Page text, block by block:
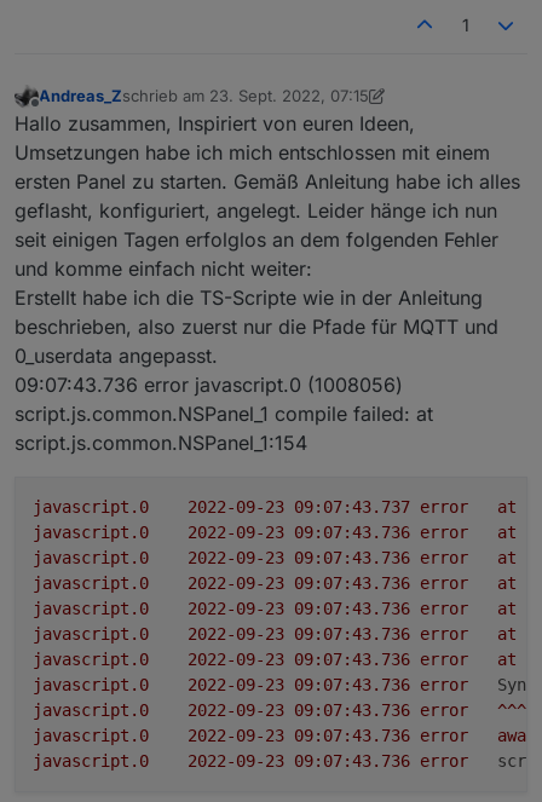
1
Offline
Andreas_Zschrieb am 23. Sept. 2022, 07:15
zuletzt editiert von Andreas_Z
Hallo zusammen, Inspiriert von euren Ideen,
Umsetzungen habe ich mich entschlossen mit einem
ersten Panel zu starten. Gemäß Anleitung habe ich alles
geflasht, konfiguriert, angelegt. Leider hänge ich nun
seit einigen Tagen erfolglos an dem folgenden Fehler
und komme einfach nicht weiter:
Erstellt habe ich die TS-Scripte wie in der Anleitung
beschrieben, also zuerst nur die Pfade für MQTT und
0_userdata angepasst.
09:07:43.736 error javascript.0 (1008056)
script.js.common.NSPanel_1 compile failed: at
script.js.common.NSPanel_1:154
javascript.0 error at
javascript.0
error at
javascript.0
error at
javascript.0
error at
javascript.0
error at
javascript.0
error at
javascript.0
error at
javascript.0
error
javascript.0
error
javascript.0
error
javascript.0
error